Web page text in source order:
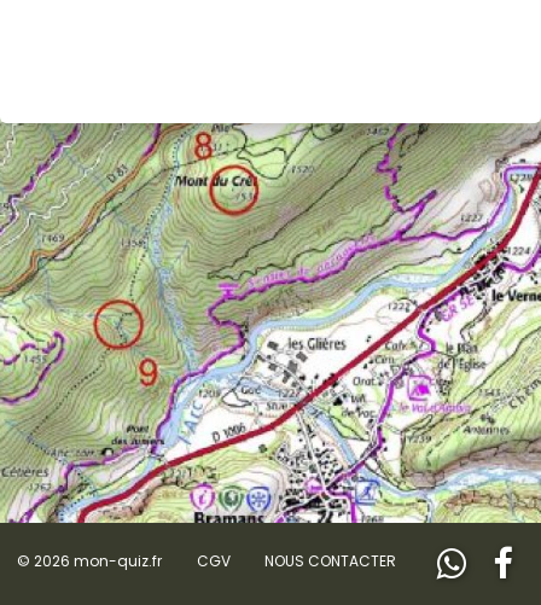
© 2026 mon-quiz.fr CGV NOUS CONTACTER